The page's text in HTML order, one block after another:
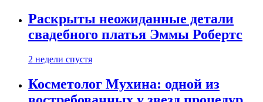
Раскрыты неожиданные детали
свадебного платья Эммы Робертс
2 недели спустя
Косметолог Мухина: одной из